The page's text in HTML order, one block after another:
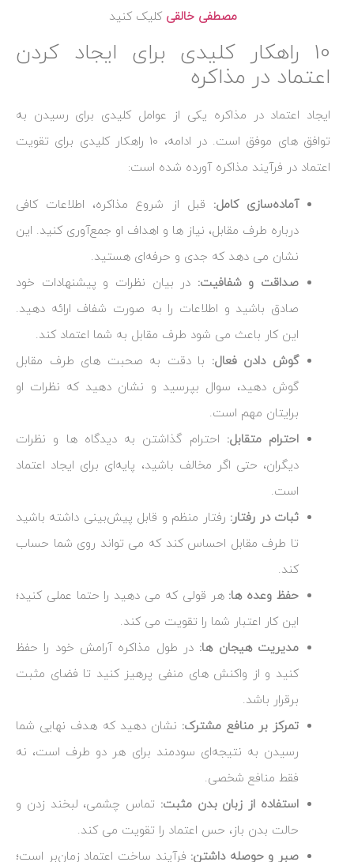
مصطفی خالقی کلیک کنید
10 راهکار کلیدی برای ایجاد کردن
اعتماد در مذاکره
ایجاد اعتماد در مذاکره یکی از عوامل کلیدی برای رسیدن به
توافق‌ های موفق است. در ادامه، 10 راهکار کلیدی برای تقویت
اعتماد در فرآیند مذاکره آورده شده است:
آماده‌سازی کامل: قبل از شروع مذاکره، اطلاعات کافی
درباره طرف مقابل، نیاز ها و اهداف او جمع‌آوری کنید. این
نشان می‌ دهد که جدی و حرفه‌ای هستید.
صداقت و شفافیت: در بیان نظرات و پیشنهادات خود
صادق باشید و اطلاعات را به صورت شفاف ارائه دهید.
این کار باعث می ‌شود طرف مقابل به شما اعتماد کند.
گوش دادن فعال: با دقت به صحبت ‌های طرف مقابل
گوش دهید، سوال بپرسید و نشان دهید که نظرات او
برایتان مهم است.
احترام متقابل: احترام گذاشتن به دیدگاه‌ ها و نظرات
دیگران، حتی اگر مخالف باشید، پایه‌ای برای ایجاد اعتماد
است.
ثبات در رفتار: رفتار منظم و قابل پیش‌بینی داشته باشید
تا طرف مقابل احساس کند که می‌ تواند روی شما حساب
کند.
حفظ وعده‌ ها: هر قولی که می ‌دهید را حتما عملی کنید؛
این کار اعتبار شما را تقویت می ‌کند.
مدیریت هیجان‌ ها: در طول مذاکره آرامش خود را حفظ
کنید و از واکنش‌ های منفی پرهیز کنید تا فضای مثبت
برقرار باشد.
تمرکز بر منافع مشترک: نشان دهید که هدف نهایی شما
رسیدن به نتیجه‌ای سودمند برای هر دو طرف است، نه
فقط منافع شخصی.
استفاده از زبان بدن مثبت: تماس چشمی، لبخند زدن و
حالت بدن باز، حس اعتماد را تقویت می‌ کند.
صبر و حوصله داشتن: فرآیند ساخت اعتماد زمان‌بر است؛